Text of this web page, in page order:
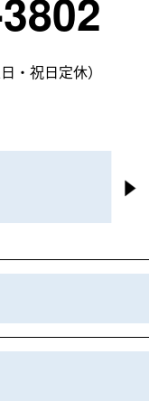
・祝日定休）